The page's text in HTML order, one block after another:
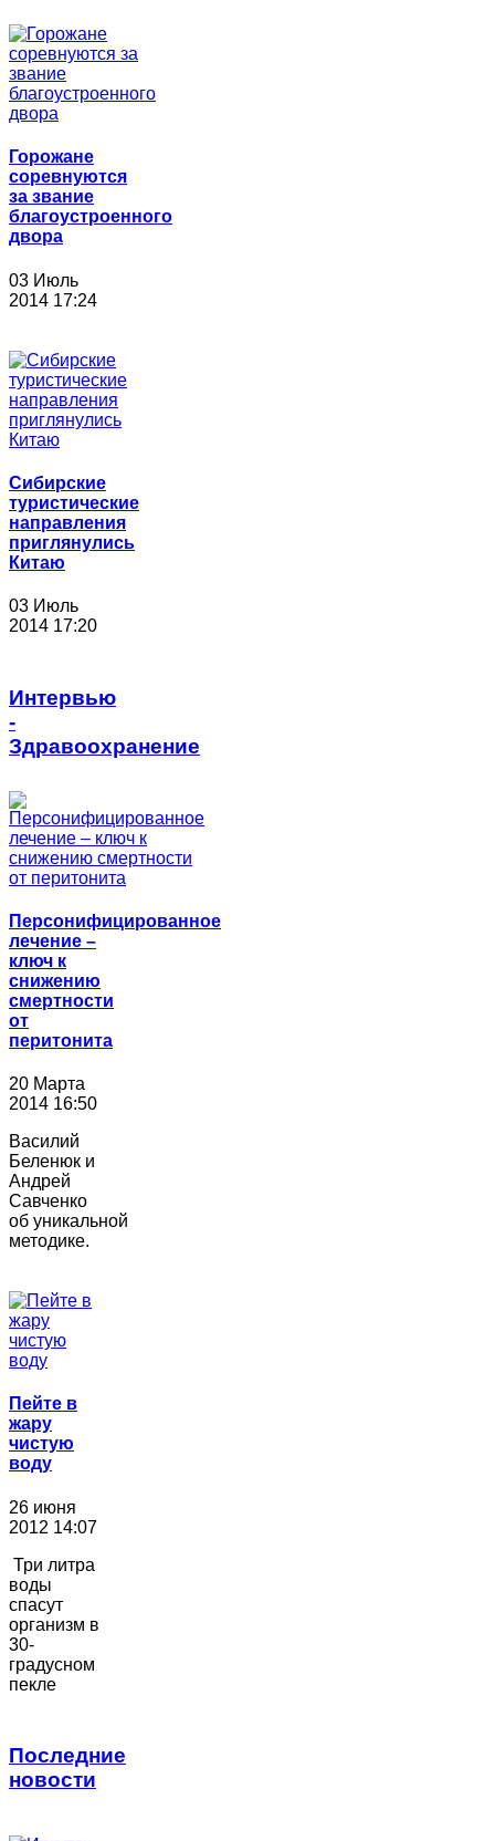
Горожане
соревнуются
за звание
благоустроенного
двора
03 Июль
2014 17:24
Сибирские
туристические
направления
приглянулись
Китаю
03 Июль
2014 17:20
Интервью
-
Здравоохранение
Персонифицированное
лечение –
ключ к
снижению
смертности
от
перитонита
20 Марта
2014 16:50
Василий
Беленюк и
Андрей
Савченко
об уникальной
методике.
Пейте в
жару
чистую
воду
26 июня
2012 14:07
Три литра
воды
спасут
организм в
30-
градусном
пекле
Последние
новости